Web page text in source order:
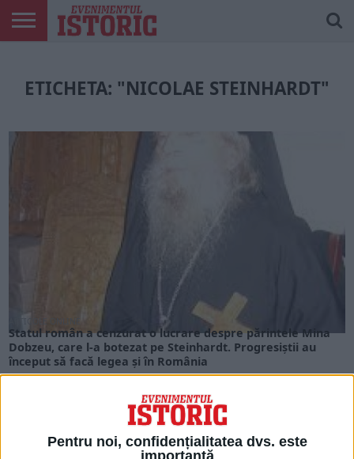
Pentru noi, confidențialitatea dvs. este
importantă
TIPĂRITE
PLAY
MEU
ETICHETA: "NICOLAE STEINHARDT"
Statul român a cenzurat o lucrare despre părintele Mina
Dobzeu, care l-a botezat pe Steinhardt. Progresiștii au
început să facă legea și în România
La împlinirea a trei ani de la trecerea la Domnul a
arhimandritului Mina Dobzeu, episcopul Huşilor,...